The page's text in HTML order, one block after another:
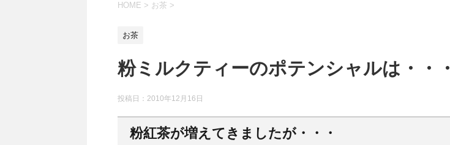
HOME > お茶 >
お茶
粉ミルクティーのポテンシャルは・・・
投稿日：2010年12月16日
粉紅茶が増えてきましたが・・・